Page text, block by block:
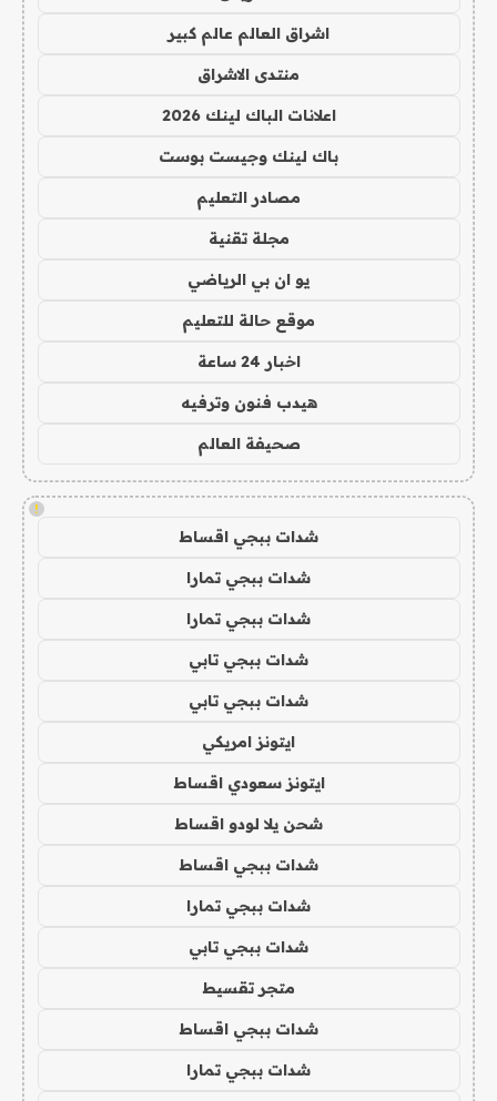
اشراق العالم عالم كبير
منتدى الاشراق
اعلانات الباك لينك 2026
باك لينك وجيست بوست
مصادر التعليم
مجلة تقنية
يو ان بي الرياضي
موقع حالة للتعليم
اخبار 24 ساعة
هيدب فنون وترفيه
صحيفة العالم
!
شدات ببجي اقساط
شدات ببجي تمارا
شدات ببجي تمارا
شدات ببجي تابي
شدات ببجي تابي
ايتونز امريكي
ايتونز سعودي اقساط
شحن يلا لودو اقساط
شدات ببجي اقساط
شدات ببجي تمارا
شدات ببجي تابي
متجر تقسيط
شدات ببجي اقساط
شدات ببجي تمارا